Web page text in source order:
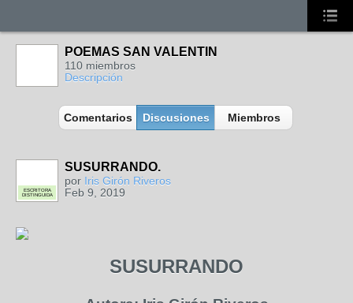
POEMAS SAN VALENTIN
110 miembros
Descripción
Comentarios Discusiones Miembros
ESCRITORA
DISTINGUIDA
SUSURRANDO.
por Iris Girón Riveros
Feb 9, 2019
SUSURRANDO